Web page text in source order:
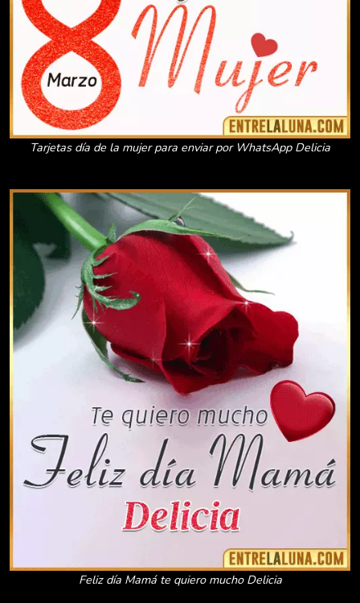
Tarjetas día de la mujer para enviar por WhatsApp Delicia
Feliz día Mamá te quiero mucho Delicia